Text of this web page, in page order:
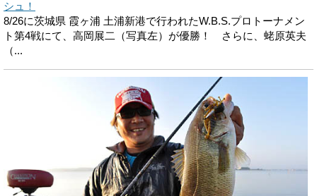
シュ！
8/26に茨城県 霞ヶ浦 土浦新港で行われたW.B.S.プロトーナメン
ト第4戦にて、高岡展二（写真左）が優勝！ さらに、蛯原英夫
（...